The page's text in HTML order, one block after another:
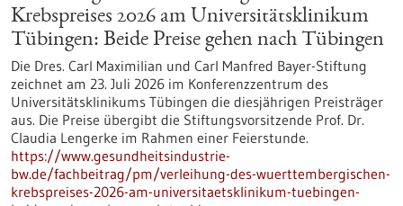
Krebspreises 2026 am Universitätsklinikum
Tübingen: Beide Preise gehen nach Tübingen
Die Dres. Carl Maximilian und Carl Manfred Bayer-Stiftung
zeichnet am 23. Juli 2026 im Konferenzzentrum des
Universitätsklinikums Tübingen die diesjährigen Preisträger
aus. Die Preise übergibt die Stiftungsvorsitzende Prof. Dr.
Claudia Lengerke im Rahmen einer Feierstunde.
https://www.gesundheitsindustrie-
bw.de/fachbeitrag/pm/verleihung-des-wuerttembergischen-
krebspreises-2026-am-universitaetsklinikum-tuebingen-